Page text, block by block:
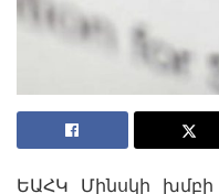
ԵԱՀԿ Մինսկի